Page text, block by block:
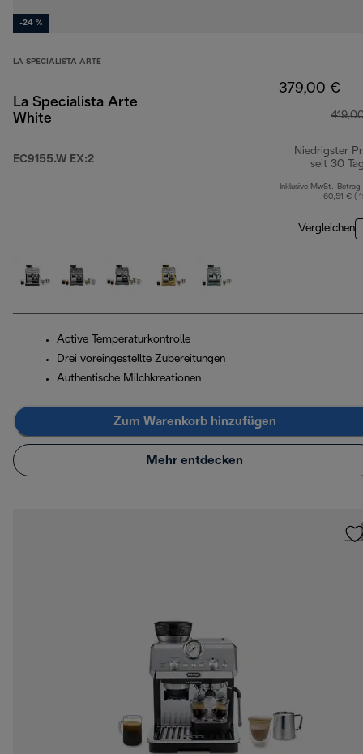
-24 %
LA SPECIALISTA ARTE
La Specialista Arte
White
EC9155.W EX:2
379,00 €
Niedrigster
seit 30
Inklusive MwSt.-Betrag
60,51 € (
Vergleichen
Active Temperaturkontrolle
Drei voreingestellte Zubereitungen
Authentische Milchkreationen
Zum Warenkorb hinzufügen
Mehr entdecken